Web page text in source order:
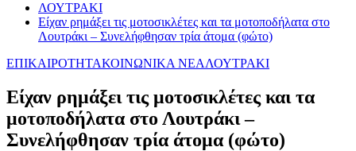
ΛΟΥΤΡΑΚΙ
Είχαν ρημάξει τις μοτοσικλέτες και τα μοτοποδήλατα στο
Λουτράκι – Συνελήφθησαν τρία άτομα (φώτο)
ΕΠΙΚΑΙΡΟΤΗΤΑΚΟΙΝΩΝΙΚΑ ΝΕΑΛΟΥΤΡΑΚΙ
Είχαν ρημάξει τις μοτοσικλέτες και τα
μοτοποδήλατα στο Λουτράκι –
Συνελήφθησαν τρία άτομα (φώτο)